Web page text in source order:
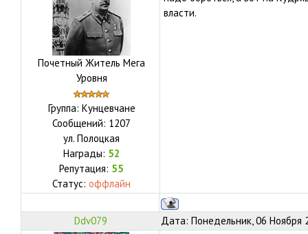
Почетный Житель Мега
Уровня
Группа: Кунцевчане
Сообщений: 1207
ул. Полоцкая
Награды: 52
Репутация: 55
Статус: оффлайн
власти.
Ddv079 Дата: Понедельник, 06 Ноября